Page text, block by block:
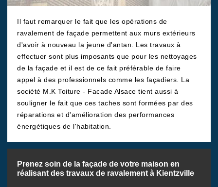
Il faut remarquer le fait que les opérations de
ravalement de façade permettent aux murs extérieurs
d'avoir à nouveau la jeune d'antan. Les travaux à
effectuer sont plus imposants que pour les nettoyages
de la façade et il est de ce fait préférable de faire
appel à des professionnels comme les façadiers. La
société M.K Toiture - Facade Alsace tient aussi à
souligner le fait que ces taches sont formées par des
réparations et d'amélioration des performances
énergétiques de l'habitation.
Prenez soin de la façade de votre maison en
réalisant des travaux de ravalement à Kientzville